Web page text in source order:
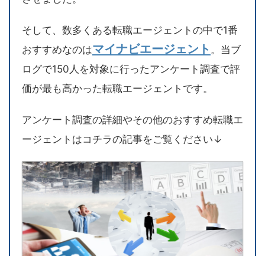
そして、数多くある転職エージェントの中で1番
おすすめなのはマイナビエージェント 。当ブ
ログで150人を対象に行ったアンケート調査で評
価が最も高かった転職エージェントです。
アンケート調査の詳細やその他のおすすめ転職エ
ージェントはコチラの記事をご覧ください↓